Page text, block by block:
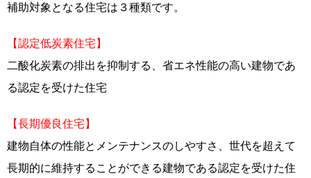
補助対象となる住宅は３種類です。
【認定低炭素住宅】
二酸化炭素の排出を抑制する、省エネ性能の高い建物であ
る認定を受けた住宅
【長期優良住宅】
建物自体の性能とメンテナンスのしやすさ、世代を超えて
長期的に維持することができる建物である認定を受けた住